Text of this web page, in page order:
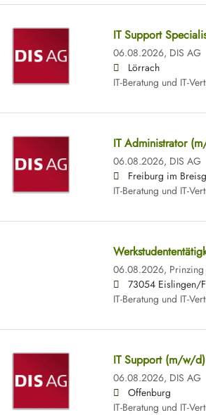
IT Support
06.08.2026, DIS AG
Lörrach
IT-Beratung und IT-
IT Administrator
06.08.2026, DIS AG
Freiburg im
IT-Beratung und IT-
06.08.2026, Prinzing
73054 Eislingen/
IT-Beratung und IT-
IT Support (m/w/d)
06.08.2026, DIS AG
Offenburg
IT-Beratung und IT-